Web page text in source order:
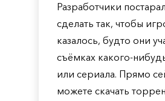
Разработчики
сделать так, чтобы
казалось, будто они
съёмках какого-
или сериала. Прямо
можете скачать